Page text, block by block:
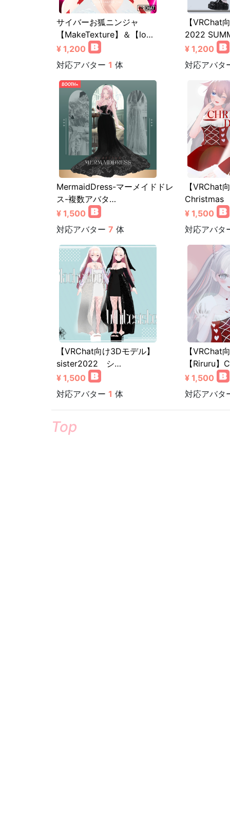
サイバーお狐ニンジャ
【MakeTexture】＆【lo…
¥ 1,200
対応アバター 1 体
【VRChat
2022
¥ 1,200
対応アバタ
MermaidDress-マーメイドドレ
ス-複数アバタ…
¥ 1,500
対応アバター 7 体
【VRChat
¥ 1,500
対応アバタ
【VRChat向け3Dモデル】
sister2022 シ…
¥ 1,500
対応アバター 1 体
【VRChat
【Riruru】
¥ 1,500
対応アバタ
Top